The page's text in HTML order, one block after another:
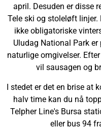
april. Desuden er disse
Tele ski og stoleløft linjer.
ikke obligatoriske
Uludag National Park
naturlige omgivelser.
vil sausagen og
I stedet er det en brise at
halv time kan du nå
Telpher Line's Bursa
eller bus 94